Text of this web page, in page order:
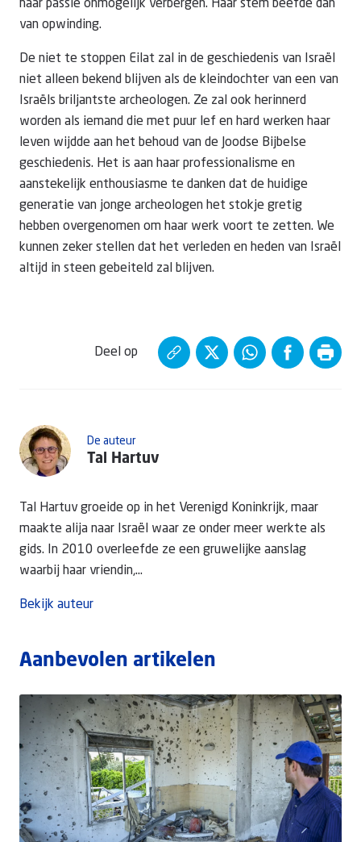
haar passie onmogelijk verbergen. Haar stem beefde dan
van opwinding.
De niet te stoppen Eilat zal in de geschiedenis van Israël
niet alleen bekend blijven als de kleindochter van een van
Israëls briljantste archeologen. Ze zal ook herinnerd
worden als iemand die met puur lef en hard werken haar
leven wijdde aan het behoud van de Joodse Bijbelse
geschiedenis. Het is aan haar professionalisme en
aanstekelijk enthousiasme te danken dat de huidige
generatie van jonge archeologen het stokje gretig
hebben overgenomen om haar werk voort te zetten. We
kunnen zeker stellen dat het verleden en heden van Israël
altijd in steen gebeiteld zal blijven.
De auteur
Tal Hartuv
Tal Hartuv groeide op in het Verenigd Koninkrijk, maar
maakte alija naar Israël waar ze onder meer werkte als
gids. In 2010 overleefde ze een gruwelijke aanslag
waarbij haar vriendin,...
Bekijk auteur
Deel op
Aanbevolen artikelen